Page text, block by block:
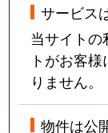
サービス
当サイトの
トがお客
りません。
物件は公